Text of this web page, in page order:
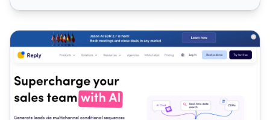
Programa de Afiliados de Reply.io